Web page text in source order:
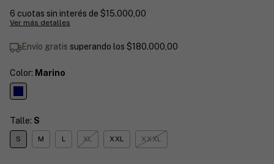
6 cuotas sin interés de $15.000,00
Ver más detalles
Envío gratis superando los $180.000,00
Color: Marino
Talle: S
S M L XL XXL XXXL